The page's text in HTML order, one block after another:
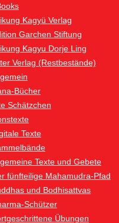
Kagyü Verlag
Garchen Stiftung
Kagyu Dorje Ling
Verlag (Restbestände)
Bücher
Schätzchen
Texte
Texte und Gebete
fünfteilige Mahamudra-Pfad
und Bodhisattvas
Schützer
Übungen